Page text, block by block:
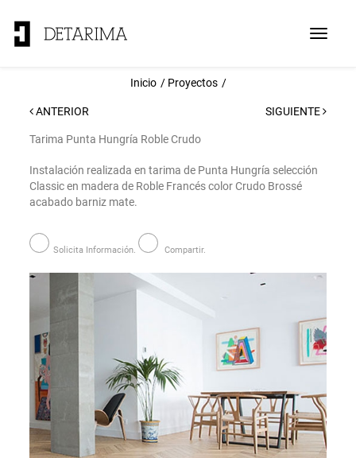
Toggle
Inicio Proyectos
ANTERIOR SIGUIENTE
Tarima Punta Hungría Roble Crudo
Instalación realizada en tarima de Punta Hungría selección
Classic en madera de Roble Francés color Crudo Brossé
acabado barniz mate.
Solicita Información. Compartir.